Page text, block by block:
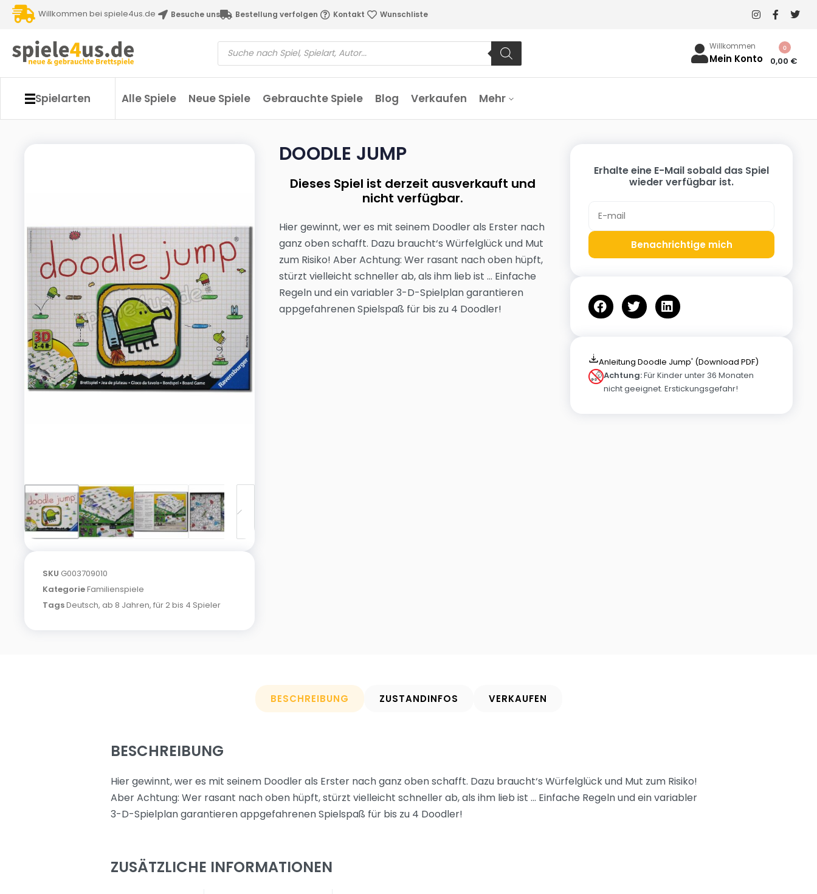
Willkommen bei spiele4us.de Besuche uns Bestellung verfolgen Kontakt Wunschliste
Willkommen
Mein Konto 0,00 €
0
Spielarten Alle Spiele Neue Spiele Gebrauchte Spiele Blog Verkaufen Mehr
SKU G003709010
KategorieFamilienspiele
TagsDeutsch, ab 8 Jahren, für 2 bis 4 Spieler
DOODLE JUMP
Dieses Spiel ist derzeit ausverkauft und
nicht verfügbar.
Hier gewinnt, wer es mit seinem Doodler als Erster nach
ganz oben schafft. Dazu braucht‘s Würfelglück und Mut
zum Risiko! Aber Achtung: Wer rasant nach oben hüpft,
stürzt vielleicht schneller ab, als ihm lieb ist … Einfache
Regeln und ein variabler 3-D-Spielplan garantieren
appgefahrenen Spielspaß für bis zu 4 Doodler!
Erhalte eine E-Mail sobald das Spiel
wieder verfügbar ist.
Benachrichtige mich
Anleitung Doodle Jump' (Download PDF)
Achtung:Für Kinder unter 36 Monaten
nicht geeignet. Erstickungsgefahr!
BESCHREIBUNG ZUSTANDINFOS VERKAUFEN
BESCHREIBUNG
Hier gewinnt, wer es mit seinem Doodler als Erster nach ganz oben schafft. Dazu braucht‘s Würfelglück und Mut zum Risiko!
Aber Achtung: Wer rasant nach oben hüpft, stürzt vielleicht schneller ab, als ihm lieb ist … Einfache Regeln und ein variabler
3-D-Spielplan garantieren appgefahrenen Spielspaß für bis zu 4 Doodler!
ZUSÄTZLICHE INFORMATIONEN